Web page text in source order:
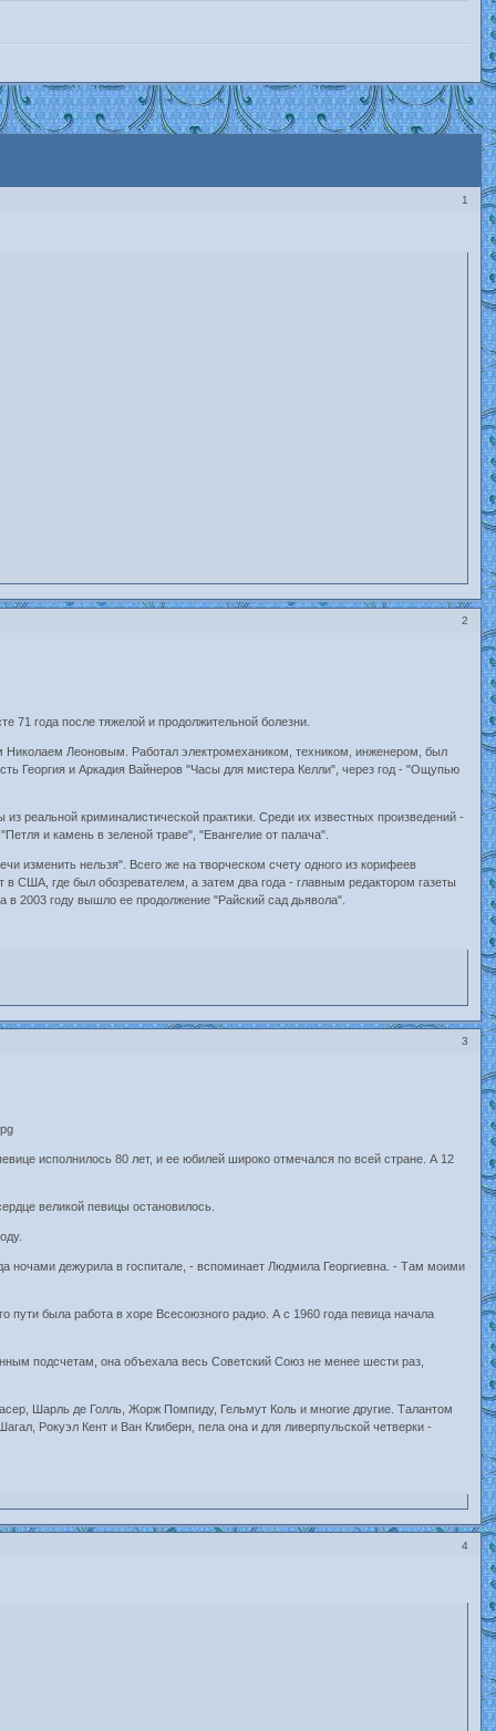
1
2
71 года после тяжелой и продолжительной болезни.
Николаем Леоновым. Работал электромехаником, техником, инженером, был
Георгия и Аркадия Вайнеров "Часы для мистера Келли", через год - "Ощупью
реальной криминалистической практики. Среди их известных произведений -
и камень в зеленой траве", "Евангелие от палача".
изменить нельзя". Всего же на творческом счету одного из корифеев
США, где был обозревателем, а затем два года - главным редактором газеты
2003 году вышло ее продолжение "Райский сад дьявола".
3
исполнилось 80 лет, и ее юбилей широко отмечался по всей стране. А 12
великой певицы остановилось.
ночами дежурила в госпитале, - вспоминает Людмила Георгиевна. - Там моими
была работа в хоре Всесоюзного радио. А с 1960 года певица начала
подсчетам, она объехала весь Советский Союз не менее шести раз,
Шарль де Голль, Жорж Помпиду, Гельмут Коль и многие другие. Талантом
Рокуэл Кент и Ван Клиберн, пела она и для ливерпульской четверки -
4